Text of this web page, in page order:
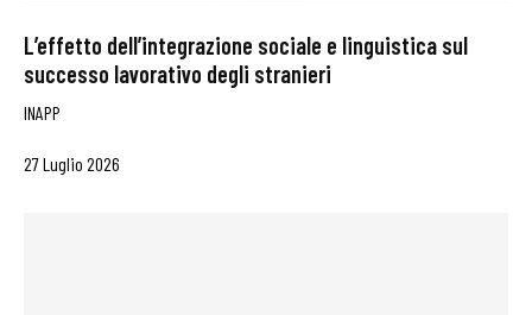
L’effetto dell’integrazione sociale e linguistica sul
successo lavorativo degli stranieri
INAPP
27 Luglio 2026